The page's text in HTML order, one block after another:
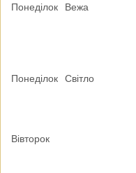
Понеділок
Вежа
Понеділок Світло
Вівторок